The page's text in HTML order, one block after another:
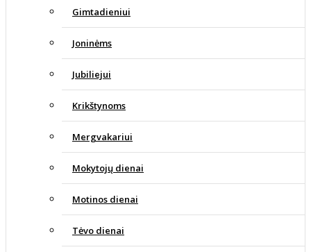
Gimtadieniui
Joninėms
Jubiliejui
Krikštynoms
Mergvakariui
Mokytojų dienai
Motinos dienai
Tėvo dienai